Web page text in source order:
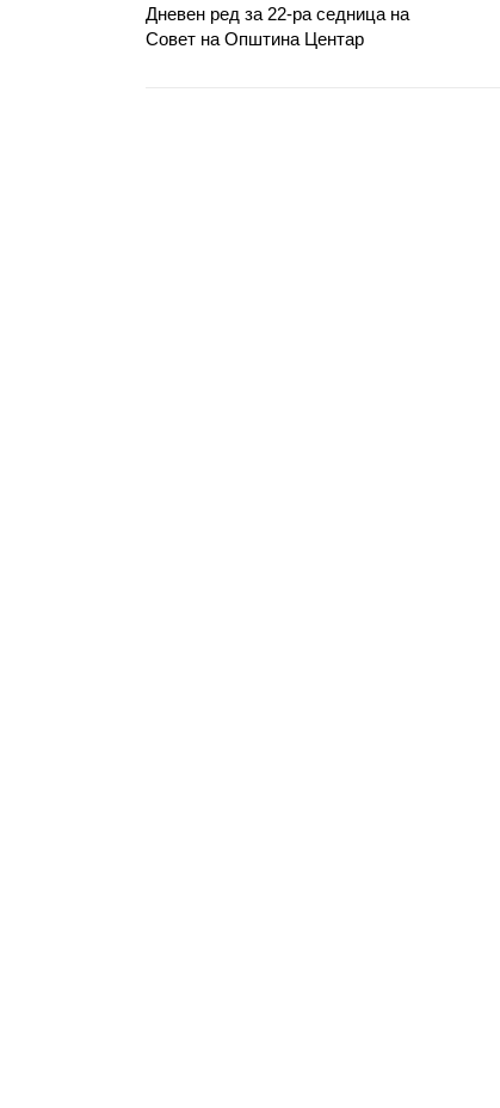
Дневен ред за 22-ра седница на
Совет на Општина Центар